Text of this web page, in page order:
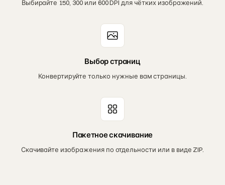
Выбирайте 150, 300 или 600 DPI для чётких изображений.
Выбор страниц
Конвертируйте только нужные вам страницы.
Пакетное скачивание
Скачивайте изображения по отдельности или в виде ZIP.